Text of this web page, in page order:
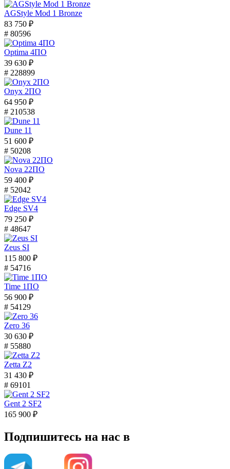
AGStyle Mod 1 Bronze
83 750 ₽
# 80596
Optima 4ПО
39 630 ₽
# 228899
Onyx 2ПО
64 950 ₽
# 210538
Dune 11
51 600 ₽
# 50208
Nova 22ПО
59 400 ₽
# 52042
Edge SV4
79 250 ₽
# 48647
Zeus SI
115 800 ₽
# 54716
Time 1ПО
56 900 ₽
# 54129
Zero 36
30 630 ₽
# 55880
Zetta Z2
31 430 ₽
# 69101
Gent 2 SF2
165 900 ₽
Подпишитесь на нас в